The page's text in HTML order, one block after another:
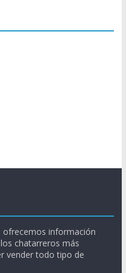
ofrecemos información
chatarreros más
vender todo tipo de